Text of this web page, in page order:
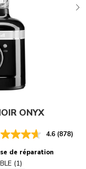
ONYX
4.6 (878)
de réparation
(1)